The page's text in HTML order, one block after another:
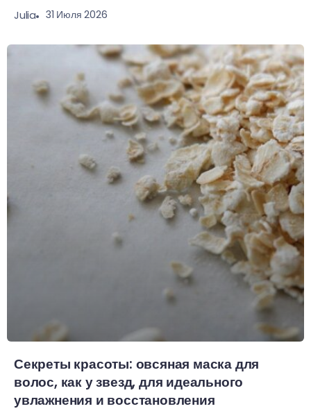
Julia 31 Июля 2026
Секреты красоты: овсяная маска для
волос, как у звезд, для идеального
увлажнения и восстановления